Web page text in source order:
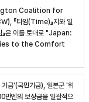
Coalition for
타임(Time)』지와 일
』은 이를 토대로 "Japan:
to the Comfort
금'(국민기금), 일본군 '위
만엔의 보상금을 일괄적으